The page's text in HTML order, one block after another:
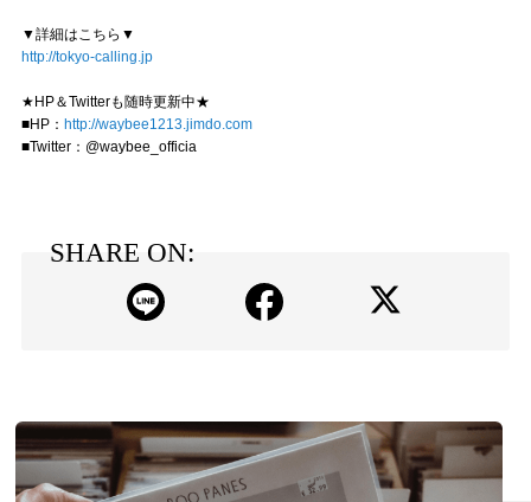
▼詳細はこちら▼
http://tokyo-calling.jp
★HP＆Twitterも随時更新中★
■HP： http://waybee1213.jimdo.com
■Twitter：@waybee_officia
SHARE ON: